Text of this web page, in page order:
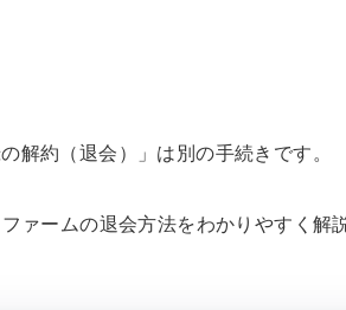
解約（退会）」は別の手続きです。
ァームの退会方法をわかりやすく解説